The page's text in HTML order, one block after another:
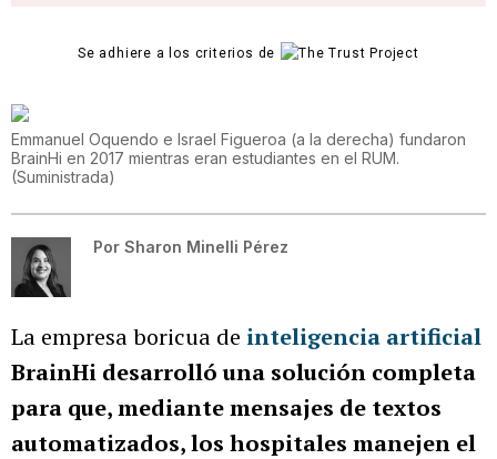
Se adhiere a los criterios de
Emmanuel Oquendo e Israel Figueroa (a la derecha) fundaron
BrainHi en 2017 mientras eran estudiantes en el RUM.
(Suministrada)
Por Sharon Minelli Pérez
La empresa boricua de inteligencia artificial
BrainHi desarrolló una solución completa
para que, mediante mensajes de textos
automatizados, los hospitales manejen el